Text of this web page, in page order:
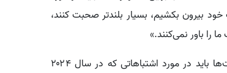
بیرون بکشیم، بسیار بلندتر صحبت کنند،
را باور نمی‌کنند.»
این عضو مجلس سنای آمریکا افزود: «من فکر می‌کنم ما دموکرات‌ها باید در مورد اشتباهاتی که در سال ۲۰۲۴